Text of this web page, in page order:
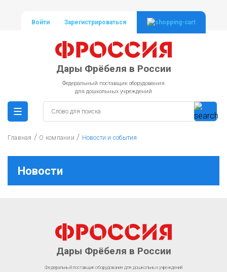
Войти Зарегистрироваться
Дары Фрёбеля в России
Федеральный поставщик оборудования
для дошкольных учреждений
Главная / О компании / Новости и события
Новости
Дары Фрёбеля в России
Федеральный поставщик оборудования для дошкольных учреждений